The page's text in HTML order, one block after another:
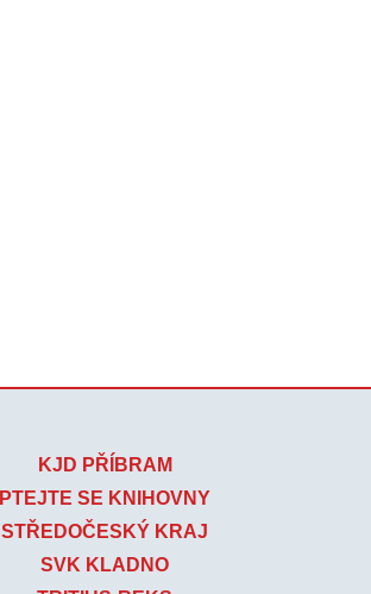
KJD PŘÍBRAM
PTEJTE SE KNIHOVNY
STŘEDOČESKÝ KRAJ
SVK KLADNO